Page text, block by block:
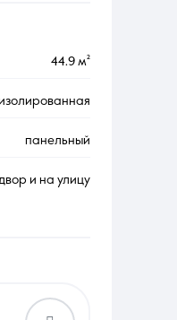
44.9 м²
панельный
и на улицу